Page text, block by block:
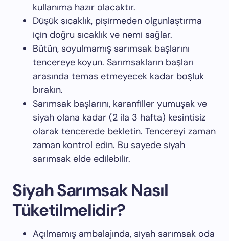
kullanıma hazır olacaktır.
Düşük sıcaklık, pişirmeden olgunlaştırma
için doğru sıcaklık ve nemi sağlar.
Bütün, soyulmamış sarımsak başlarını
tencereye koyun. Sarımsakların başları
arasında temas etmeyecek kadar boşluk
bırakın.
Sarımsak başlarını, karanfiller yumuşak ve
siyah olana kadar (2 ila 3 hafta) kesintisiz
olarak tencerede bekletin. Tencereyi zaman
zaman kontrol edin. Bu sayede siyah
sarımsak elde edilebilir.
Siyah Sarımsak Nasıl
Tüketilmelidir?
Açılmamış ambalajında, siyah sarımsak oda